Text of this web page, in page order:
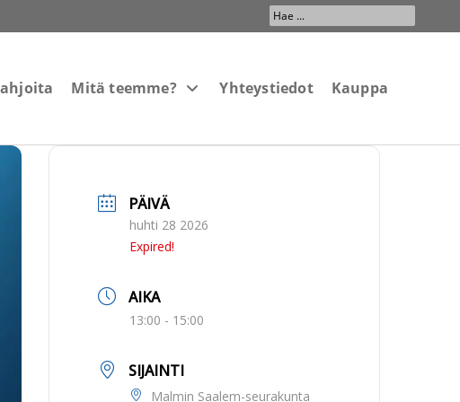
Search
...
Mitä teemme? Yhteystiedot Kauppa
PÄIVÄ
huhti 28 2026
Expired!
AIKA
13:00 - 15:00
SIJAINTI
Malmin Saalem-seurakunta